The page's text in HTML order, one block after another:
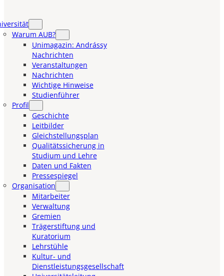
Warum AUB?
Unimagazin: Andrássy
Nachrichten
Veranstaltungen
Nachrichten
Wichtige Hinweise
Studienführer
Profil
Geschichte
Leitbilder
Gleichstellungsplan
Qualitätssicherung in
Studium und Lehre
Daten und Fakten
Pressespiegel
Organisation
Mitarbeiter
Verwaltung
Gremien
Trägerstiftung und
Kuratorium
Lehrstühle
Kultur- und
Dienstleistungsgesellschaft